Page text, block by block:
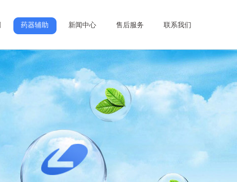
药器辅助 新闻中心 售后服务 联系我们